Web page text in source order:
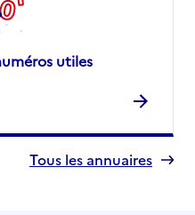
utiles
Tous les annuaires